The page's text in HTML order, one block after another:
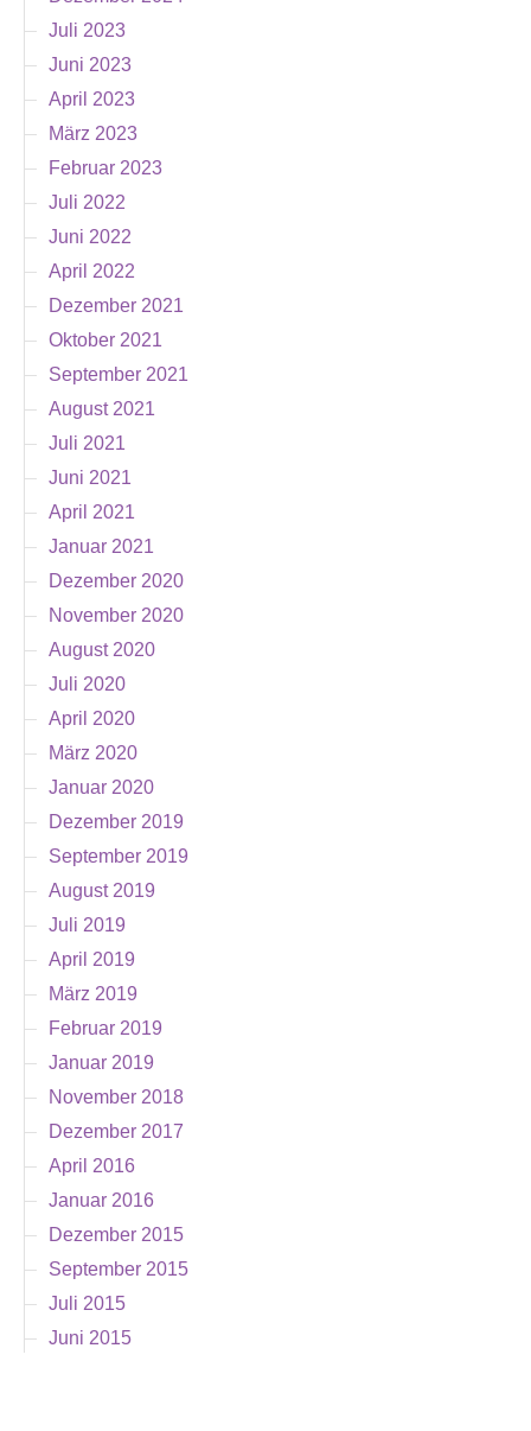
Juli 2023
Juni 2023
April 2023
März 2023
Februar 2023
Juli 2022
Juni 2022
April 2022
Dezember 2021
Oktober 2021
September 2021
August 2021
Juli 2021
Juni 2021
April 2021
Januar 2021
Dezember 2020
November 2020
August 2020
Juli 2020
April 2020
März 2020
Januar 2020
Dezember 2019
September 2019
August 2019
Juli 2019
April 2019
März 2019
Februar 2019
Januar 2019
November 2018
Dezember 2017
April 2016
Januar 2016
Dezember 2015
September 2015
Juli 2015
Juni 2015